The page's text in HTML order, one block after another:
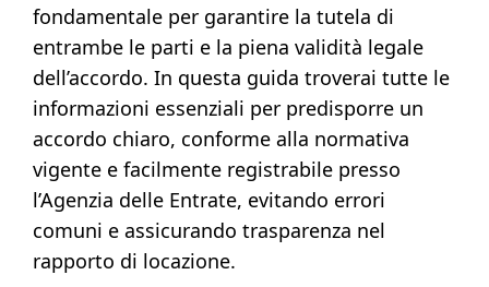
fondamentale per garantire la tutela di
entrambe le parti e la piena validità legale
dell’accordo. In questa guida troverai tutte le
informazioni essenziali per predisporre un
accordo chiaro, conforme alla normativa
vigente e facilmente registrabile presso
l’Agenzia delle Entrate, evitando errori
comuni e assicurando trasparenza nel
rapporto di locazione.